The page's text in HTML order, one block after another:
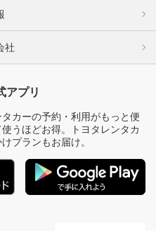
社
アプリ
カーの予約・利用がもっと便
うほどお得。トヨタレンタカ
プランもお届け。